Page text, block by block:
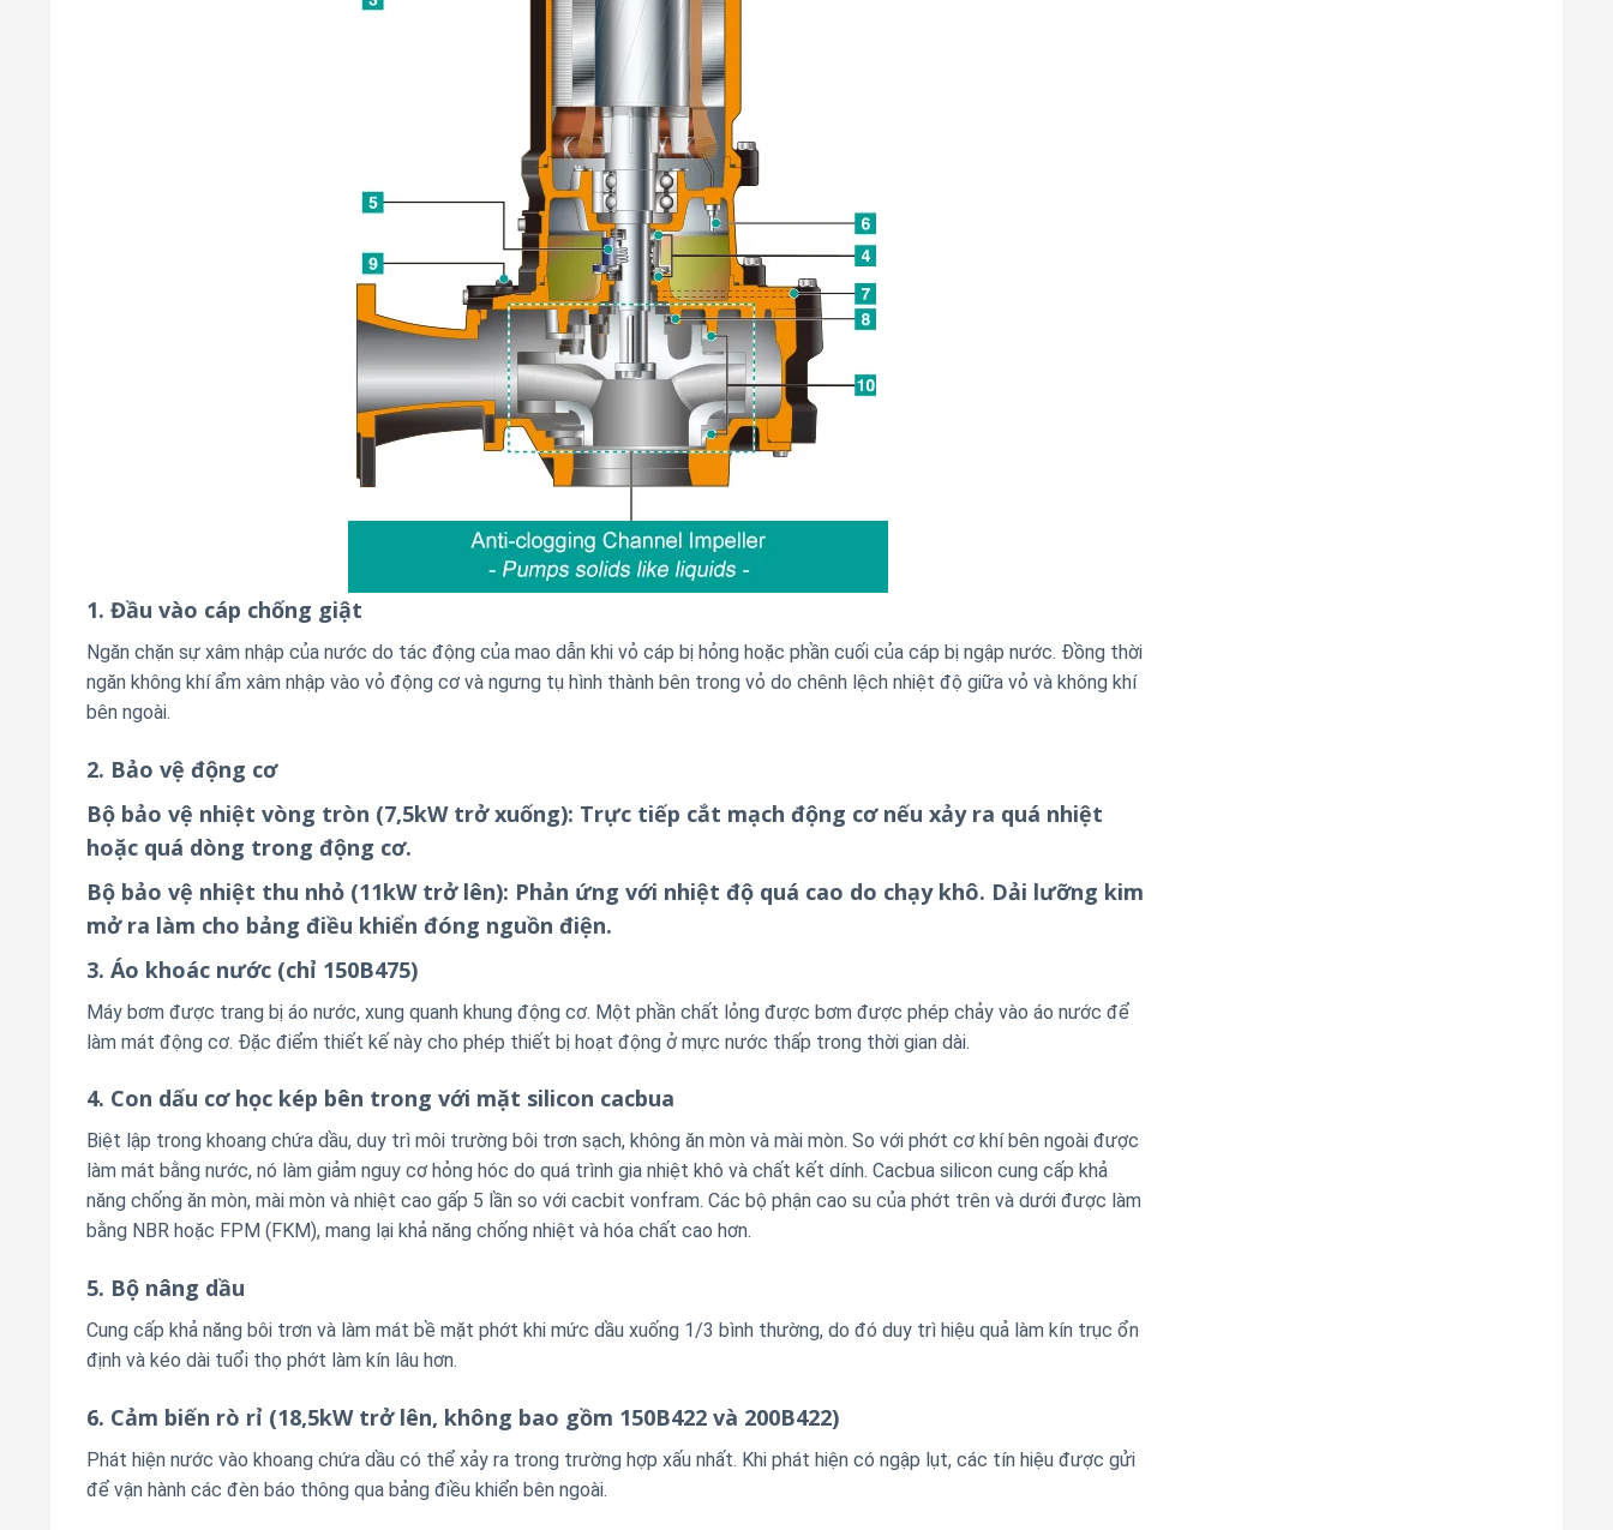
1. Đầu vào cáp chống giật
Ngăn chặn sự xâm nhập của nước do tác động của mao dẫn khi vỏ cáp bị hỏng hoặc phần cuối của cáp bị ngập nước. Đồng thời
ngăn không khí ẩm xâm nhập vào vỏ động cơ và ngưng tụ hình thành bên trong vỏ do chênh lệch nhiệt độ giữa vỏ và không khí
bên ngoài.
2. Bảo vệ động cơ
Bộ bảo vệ nhiệt vòng tròn (7,5kW trở xuống): Trực tiếp cắt mạch động cơ nếu xảy ra quá nhiệt
hoặc quá dòng trong động cơ.
Bộ bảo vệ nhiệt thu nhỏ (11kW trở lên): Phản ứng với nhiệt độ quá cao do chạy khô. Dải lưỡng kim
mở ra làm cho bảng điều khiển đóng nguồn điện.
3. Áo khoác nước (chỉ 150B475)
Máy bơm được trang bị áo nước, xung quanh khung động cơ. Một phần chất lỏng được bơm được phép chảy vào áo nước để
làm mát động cơ. Đặc điểm thiết kế này cho phép thiết bị hoạt động ở mực nước thấp trong thời gian dài.
4. Con dấu cơ học kép bên trong với mặt silicon cacbua
Biệt lập trong khoang chứa dầu, duy trì môi trường bôi trơn sạch, không ăn mòn và mài mòn. So với phớt cơ khí bên ngoài được
làm mát bằng nước, nó làm giảm nguy cơ hỏng hóc do quá trình gia nhiệt khô và chất kết dính. Cacbua silicon cung cấp khả
năng chống ăn mòn, mài mòn và nhiệt cao gấp 5 lần so với cacbit vonfram. Các bộ phận cao su của phớt trên và dưới được làm
bằng NBR hoặc FPM (FKM), mang lại khả năng chống nhiệt và hóa chất cao hơn.
5. Bộ nâng dầu
Cung cấp khả năng bôi trơn và làm mát bề mặt phớt khi mức dầu xuống 1/3 bình thường, do đó duy trì hiệu quả làm kín trục ổn
định và kéo dài tuổi thọ phớt làm kín lâu hơn.
6. Cảm biến rò rỉ (18,5kW trở lên, không bao gồm 150B422 và 200B422)
Phát hiện nước vào khoang chứa dầu có thể xảy ra trong trường hợp xấu nhất. Khi phát hiện có ngập lụt, các tín hiệu được gửi
để vận hành các đèn báo thông qua bảng điều khiển bên ngoài.